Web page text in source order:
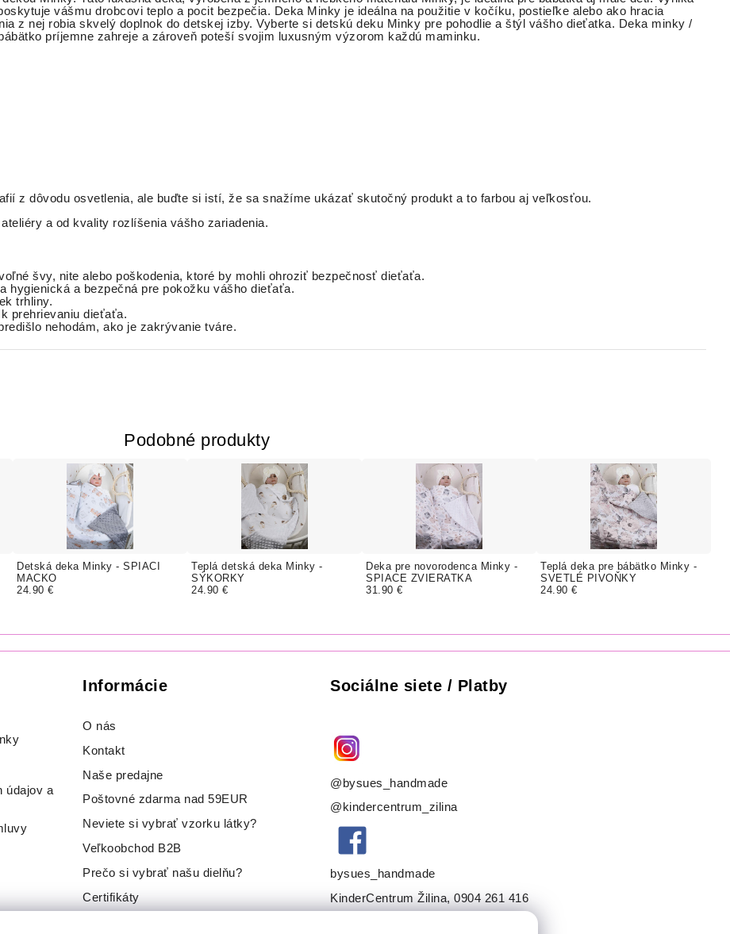
vášmu drobcovi teplo a pocit bezpečia. Deka Minky je ideálna na použitie v kočíku, postieľke alebo ako hracia
z nej robia skvelý doplnok do detskej izby. Vyberte si detskú deku Minky pre pohodlie a štýl vášho dieťatka. Deka minky /
príjemne zahreje a zároveň poteší svojim luxusným výzorom každú maminku.
z dôvodu osvetlenia, ale buďte si istí, že sa snažíme ukázať skutočný produkt a to farbou aj veľkosťou.
a od kvality rozlíšenia vášho zariadenia.
švy, nite alebo poškodenia, ktoré by mohli ohroziť bezpečnosť dieťaťa.
hygienická a bezpečná pre pokožku vášho dieťaťa.
trhliny.
prehrievaniu dieťaťa.
nehodám, ako je zakrývanie tváre.
Podobné produkty
Detská deka Minky - SPIACI
MACKO
24.90 €
Teplá detská deka Minky -
SÝKORKY
24.90 €
Deka pre novorodenca Minky -
SPIACE ZVIERATKA
31.90 €
Teplá deka pre bábätko Minky -
SVETLÉ PIVOŇKY
24.90 €
údajov a
Informácie
O nás
Kontakt
Naše predajne
Poštovné zdarma nad 59EUR
Neviete si vybrať vzorku látky?
Veľkoobchod B2B
Prečo si vybrať našu dielňu?
Certifikáty
Sociálne siete / Platby
@bysues_handmade
@kindercentrum_zilina
bysues_handmade
KinderCentrum Žilina, 0904 261 416